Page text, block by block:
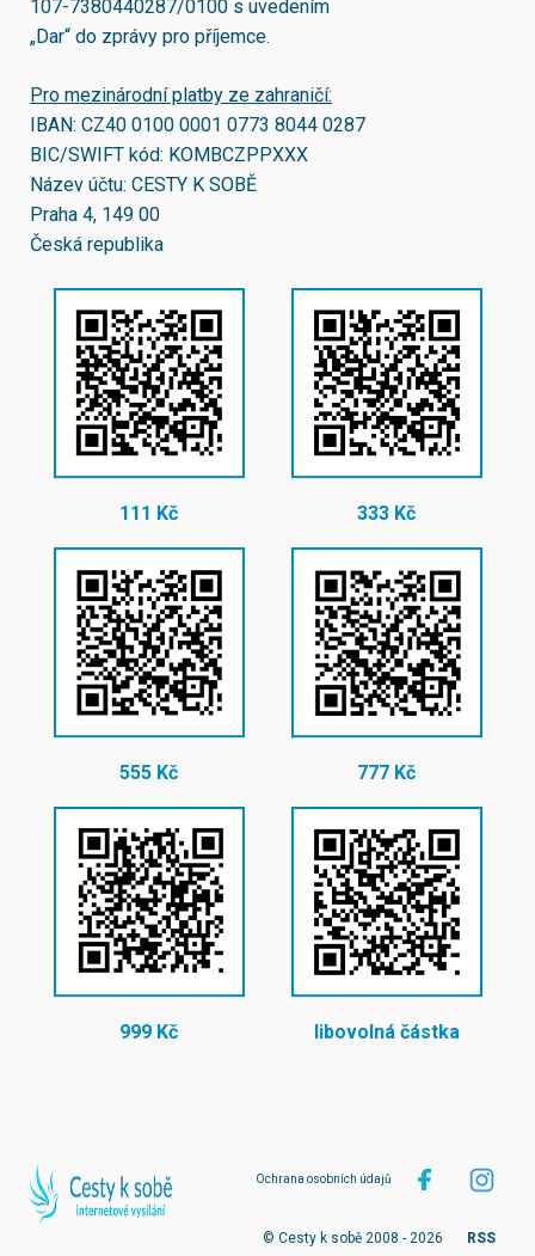
107-7380440287/0100 s uvedením
„Dar“ do zprávy pro příjemce.
Pro mezinárodní platby ze zahraničí:
IBAN: CZ40 0100 0001 0773 8044 0287
BIC/SWIFT kód: KOMBCZPPXXX
Název účtu: CESTY K SOBĚ
Praha 4, 149 00
Česká republika
111 Kč 333 Kč
555 Kč 777 Kč
999 Kč libovolná částka
Ochrana osobních údajů
© Cesty k sobě 2008 - 2026 RSS